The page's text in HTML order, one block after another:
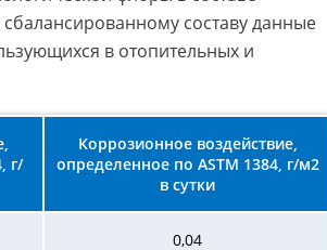
составу данные
в отопительных и
г/
Коррозионное воздействие,
определенное по ASTM 1384, г/м2
в сутки
0,04